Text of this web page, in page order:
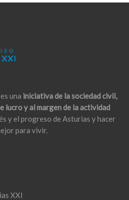
una iniciativa de la sociedad civil,
lucro y al margen de la actividad
y el progreso de Asturias y hacer
para vivir.
XXI